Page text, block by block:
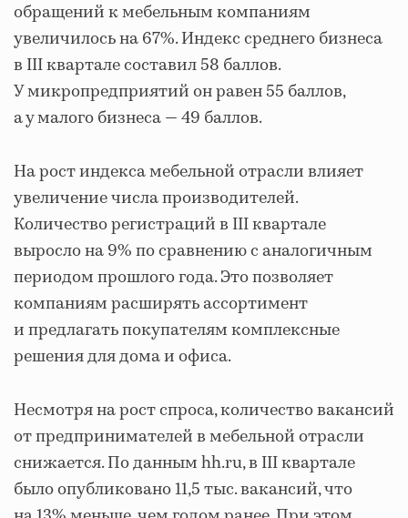
обращений к мебельным компаниям
увеличилось на 67%. Индекс среднего бизнеса
в III квартале составил 58 баллов.
У микропредприятий он равен 55 баллов,
а у малого бизнеса — 49 баллов.
На рост индекса мебельной отрасли влияет
увеличение числа производителей.
Количество регистраций в III квартале
выросло на 9% по сравнению с аналогичным
периодом прошлого года. Это позволяет
компаниям расширять ассортимент
и предлагать покупателям комплексные
решения для дома и офиса.
Несмотря на рост спроса, количество вакансий
от предпринимателей в мебельной отрасли
снижается. По данным hh.ru, в III квартале
было опубликовано 11,5 тыс. вакансий, что